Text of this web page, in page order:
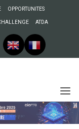
OPPORTUNITES
ATDA